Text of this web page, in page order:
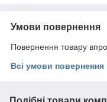
Умови повернення
Повернення товару
Всі умови повернення